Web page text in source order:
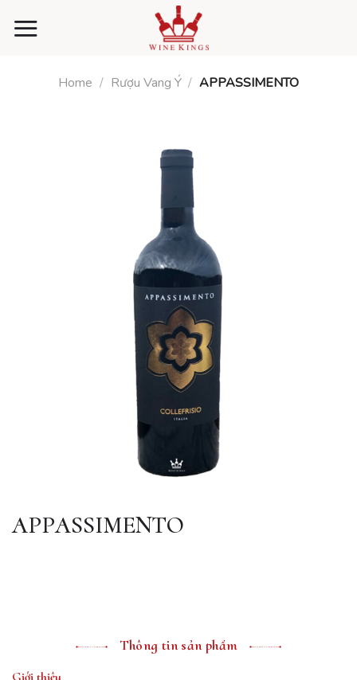
Home / Rượu Vang Ý / APPASSIMENTO
APPASSIMENTO
Thông tin sản phẩm